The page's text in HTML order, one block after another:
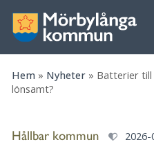
Hem » Nyheter » Batterier
lönsamt?
Hållbar kommun